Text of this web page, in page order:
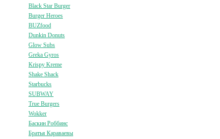
Black Star Burger
Burger Heroes
BUZfood
Dunkin Donuts
Glow Subs
Greka Gyros
Krispy Kreme
Shake Shack
Starbucks
SUBWAY
True Burgers
Wokker
Баскин Роббинс
Братья Караваевы